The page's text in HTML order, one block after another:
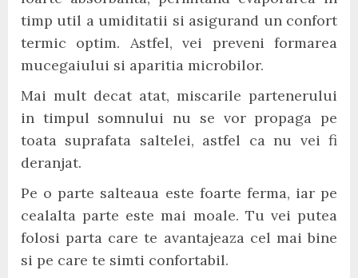
timp util a umiditatii si asigurand un confort
termic optim. Astfel, vei preveni formarea
mucegaiului si aparitia microbilor.
Mai mult decat atat, miscarile partenerului
in timpul somnului nu se vor propaga pe
toata suprafata saltelei, astfel ca nu vei fi
deranjat.
Pe o parte salteaua este foarte ferma, iar pe
cealalta parte este mai moale. Tu vei putea
folosi parta care te avantajeaza cel mai bine
si pe care te simti confortabil.